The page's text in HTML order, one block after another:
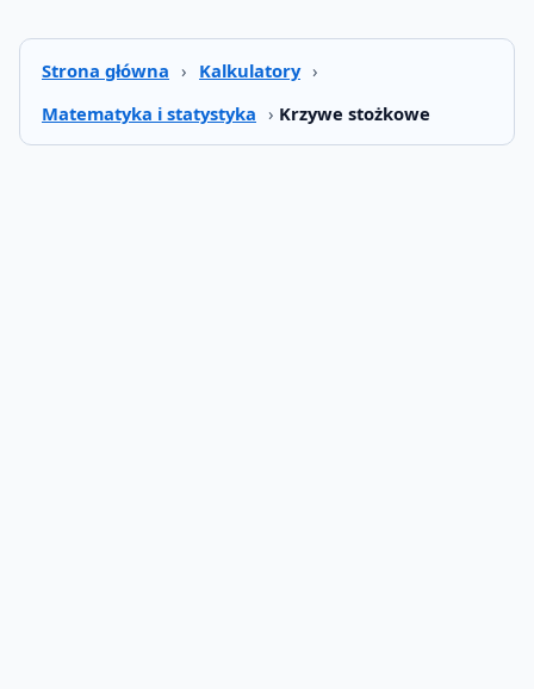
Strona główna › Kalkulatory ›
Matematyka i statystyka › Krzywe stożkowe